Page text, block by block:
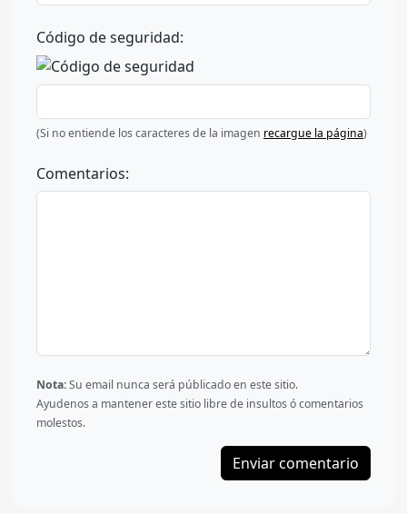
Código de seguridad:
(Si no entiende los caracteres de la imagen recargue la página)
Comentarios:
Nota:Su email nunca será públicado en este sitio.
Ayudenos a mantener este sitio libre de insultos ó comentarios
molestos.